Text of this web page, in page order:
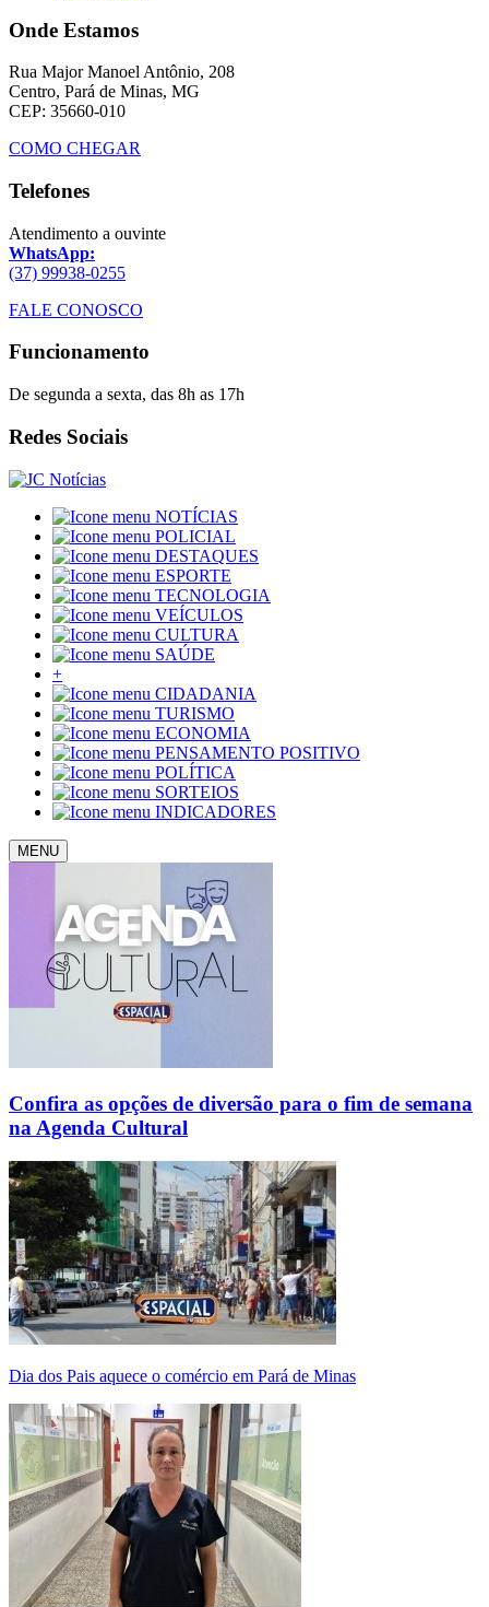
Onde Estamos
Rua Major Manoel Antônio, 208
Centro, Pará de Minas, MG
CEP: 35660-010
COMO CHEGAR
Telefones
Atendimento a ouvinte
WhatsApp:
(37) 99938-0255
FALE CONOSCO
Funcionamento
De segunda a sexta, das 8h as 17h
Redes Sociais
NOTÍCIAS
POLICIAL
DESTAQUES
ESPORTE
TECNOLOGIA
VEÍCULOS
CULTURA
SAÚDE
+
CIDADANIA
TURISMO
ECONOMIA
PENSAMENTO POSITIVO
POLÍTICA
SORTEIOS
INDICADORES
MENU
Confira as opções de diversão para o fim de semana
na Agenda Cultural
Dia dos Pais aquece o comércio em Pará de Minas